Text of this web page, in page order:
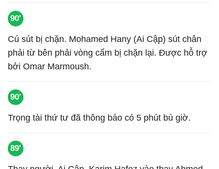
90'
Cú sút bị chặn. Mohamed Hany (Ai Cập) sút chân
phải từ bên phải vòng cấm bị chặn lại. Được hỗ trợ
bởi Omar Marmoush.
90'
Trọng tài thứ tư đã thông báo có 5 phút bù giờ.
89'